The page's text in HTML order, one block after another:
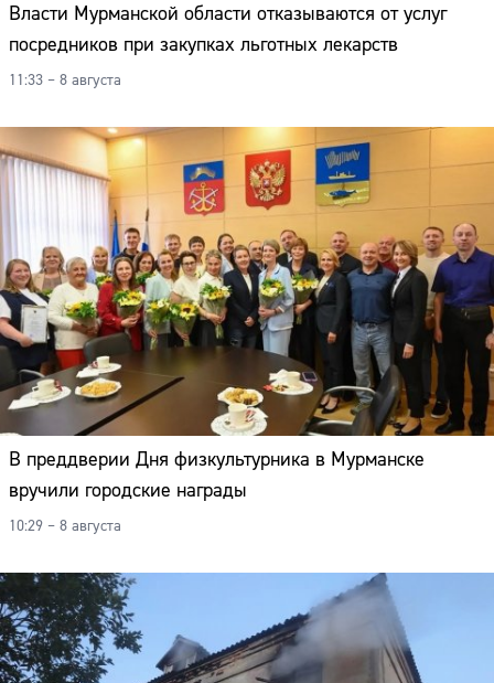
Власти Мурманской области отказываются от услуг
посредников при закупках льготных лекарств
11:33 – 8 августа
В преддверии Дня физкультурника в Мурманске
вручили городские награды
10:29 – 8 августа